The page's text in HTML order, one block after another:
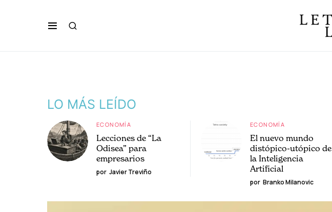
LO MÁS LEÍDO
ECONOMÍA
Lecciones de “La
Odisea” para
empresarios
por Javier Treviño
ECONOMÍA
El nuevo mundo
distópico-utópico de
la Inteligencia
Artificial
por Branko Milanovic